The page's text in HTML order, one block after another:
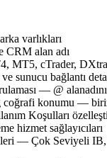
varlıkları
CRM alan adı
MT5, cTrader,
sunucu bağlantı
— @
konumu —
Koşulları
hizmet sağlayıcıları
— Çok Seviyeli IB,